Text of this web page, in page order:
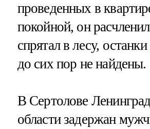
проведенных в
покойной, он
спрятал в лесу,
до сих пор не найдены.
В Сертолове
области задержан